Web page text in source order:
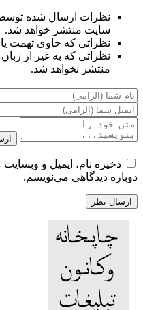
نظرات ارسال شده توسط
سایت منتشر خواهد شد.
نظراتی که حاوی تهمت یا
نظراتی که به غیر از
منتشر نخواهد شد.
ذخیره نام، ایمیل و
دوباره دیدگاهی می‌نویسم.